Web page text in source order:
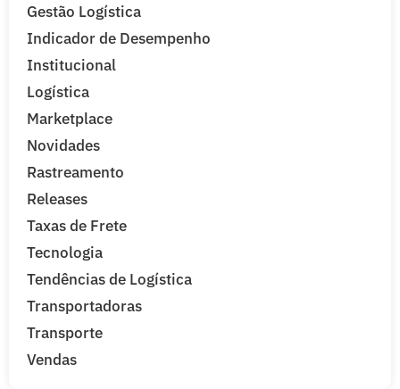
Gestão Logística
Indicador de Desempenho
Institucional
Logística
Marketplace
Novidades
Rastreamento
Releases
Taxas de Frete
Tecnologia
Tendências de Logística
Transportadoras
Transporte
Vendas